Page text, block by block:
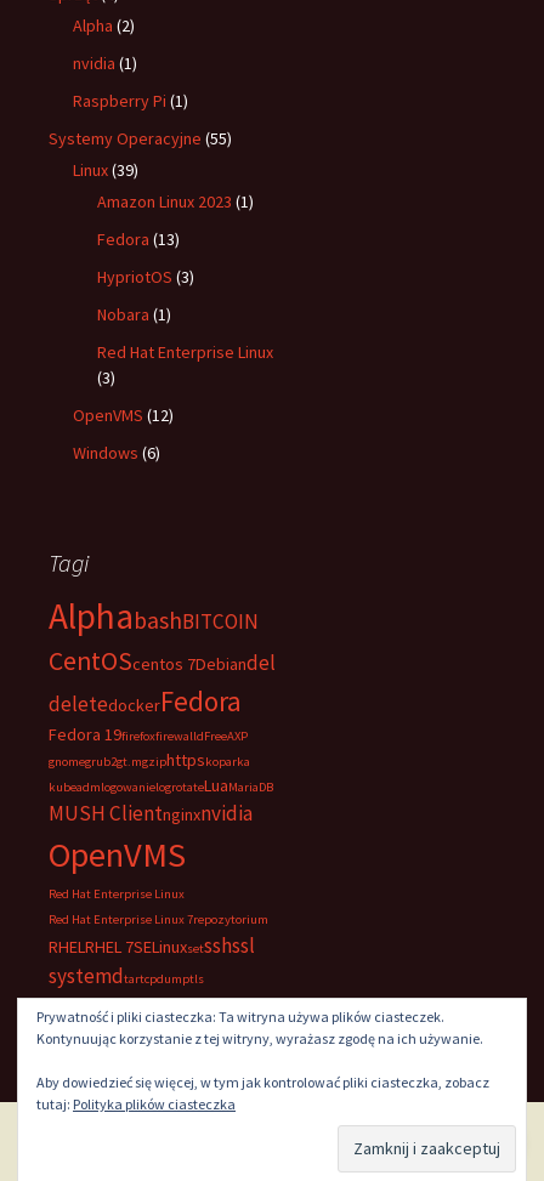
Alpha (2)
nvidia (1)
Raspberry Pi (1)
Systemy Operacyjne (55)
Linux(39)
Amazon Linux 2023 (1)
Fedora (13)
HypriotOS (3)
Nobara (1)
Red Hat Enterprise Linux
(3)
OpenVMS (12)
Windows (6)
Tagi
AlphabashBITCOIN
CentOScentos 7Debiandel
deletedockerFedora
Fedora 19firefoxfirewalldFreeAXP
gnomegrub2gt.mgziphttpskoparka
kubeadmlogowanielogrotateLuaMariaDB
MUSH Clientnginxnvidia
OpenVMS
Red Hat Enterprise Linux
Red Hat Enterprise Linux 7repozytorium
RHELRHEL 7SELinuxsetsshssl
systemdtartcpdumptls
UltraVNCVNCwindows
Prywatność i pliki ciasteczka: Ta witryna używa plików ciasteczek.
Kontynuując korzystanie z tej witryny, wyrażasz zgodę na ich używanie.
Aby dowiedzieć się więcej, w tym jak kontrolować pliki ciasteczka, zobacz
tutaj: Polityka plików ciasteczka